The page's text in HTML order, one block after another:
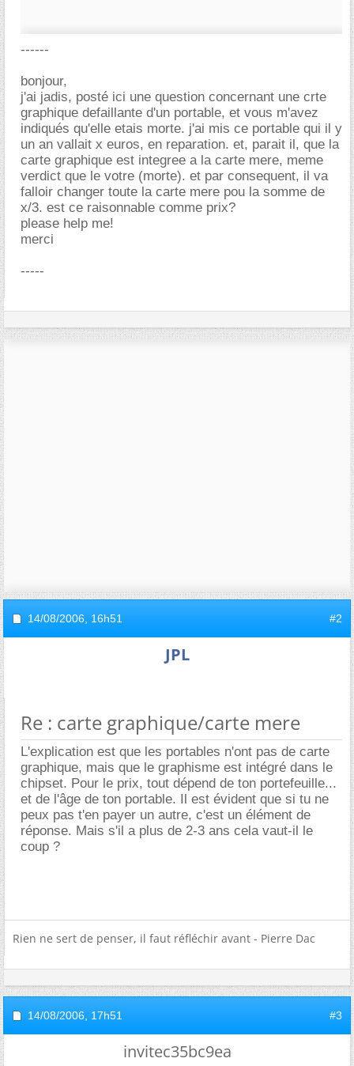
------
bonjour,
j'ai jadis, posté ici une question concernant une crte
graphique defaillante d'un portable, et vous m'avez
indiqués qu'elle etais morte. j'ai mis ce portable qui il y
un an vallait x euros, en reparation. et, parait il, que la
carte graphique est integree a la carte mere, meme
verdict que le votre (morte). et par consequent, il va
falloir changer toute la carte mere pou la somme de
x/3. est ce raisonnable comme prix?
please help me!
merci
-----
14/08/2006, 16h51 #2
JPL
Re : carte graphique/carte mere
L'explication est que les portables n'ont pas de carte
graphique, mais que le graphisme est intégré dans le
chipset. Pour le prix, tout dépend de ton portefeuille...
et de l'âge de ton portable. Il est évident que si tu ne
peux pas t'en payer un autre, c'est un élément de
réponse. Mais s'il a plus de 2-3 ans cela vaut-il le
coup ?
Rien ne sert de penser, il faut réfléchir avant - Pierre Dac
14/08/2006, 17h51 #3
invitec35bc9ea